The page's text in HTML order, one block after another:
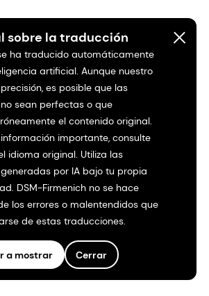
sobre la traducción
ha traducido automáticamente
artificial. Aunque nuestro
es posible que las
sean perfectas o que
el contenido original.
importante, consulte
idioma original. Utiliza las
por IA bajo tu propia
DSM-Firmenich no se hace
los errores o malentendidos que
de estas traducciones.
a mostrar Cerrar